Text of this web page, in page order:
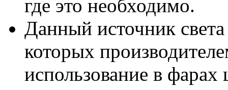
где это необходимо.
Данный источник
которых
использование в